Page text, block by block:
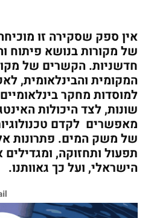
אין ספק שסקירה זו
של מקורות בנושא פיתוח
חדשניות. הקשרים של
המקומית והבינלאומית,
למוסדות מחקר
שונות, לצד היכולות
מאפשרים לקדם
של משק המים. פתרונות
תפעול ותחזוקה,
הישראלי, ועל כך גאוותנו.